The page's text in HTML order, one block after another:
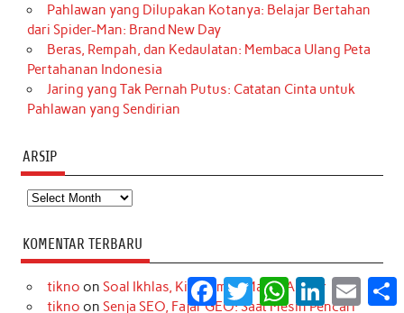
Pahlawan yang Dilupakan Kotanya: Belajar Bertahan
dari Spider-Man: Brand New Day
Beras, Rempah, dan Kedaulatan: Membaca Ulang Peta
Pertahanan Indonesia
Jaring yang Tak Pernah Putus: Catatan Cinta untuk
Pahlawan yang Sendirian
ARSIP
Arsip
KOMENTAR TERBARU
tikno on Soal Ikhlas, Kita Semua Masih Amatir
tikno on Senja SEO, Fajar GEO: Saat Mesin Pencari
Facebook
TwitterWhatsApp
LinkedInEmail